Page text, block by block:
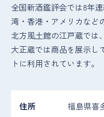
全国新酒鑑評会では8年
湾・香港・アメリカなど
北方風土館の江戸蔵では
大正蔵では商品を展示し
トに利用されています。
住所
福島県喜